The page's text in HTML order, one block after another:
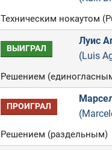
Техническим нокаутом
ВЫИГРАЛ
Луис
(Luis
Решением
ПРОИГРАЛ
Решением (раздельным)